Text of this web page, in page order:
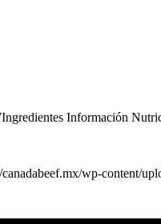
Información
canadabeef.mx/wp-content/